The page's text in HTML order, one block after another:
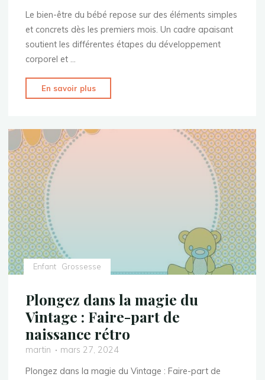
Le bien-être du bébé repose sur des éléments simples
et concrets dès les premiers mois. Un cadre apaisant
soutient les différentes étapes du développement
corporel et …
En savoir plus
utiles
le
Enfant Grossesse
Plongez dans la magie du
Vintage : Faire-part de
naissance rétro
martin
mars 27, 2024
Plongez dans la magie du Vintage : Faire-part de